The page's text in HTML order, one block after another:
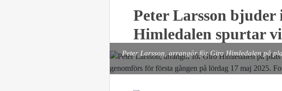
Peter Larsson
Himledalen spurtar
Peter Larsson, arrangör för Giro Himledalen på